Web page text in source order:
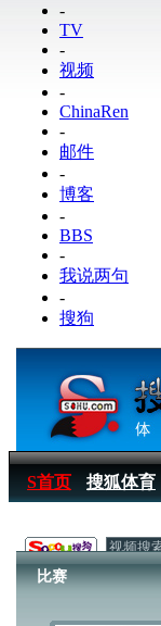
-
TV
-
视频
-
ChinaRen
-
邮件
-
博客
-
BBS
-
我说两句
-
搜狗
S首页 搜狐体育
比赛